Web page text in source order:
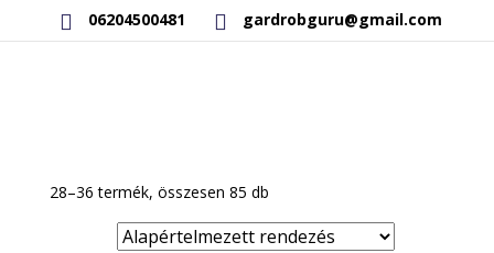
06204500481 gardrobguru@gmail.com
SAJÁT GYÁRTÁSÚ TERMÉKEK
KAPCSOLAT
28–36 termék, összesen 85 db